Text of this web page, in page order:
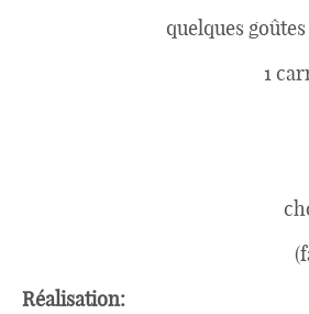
Resto
Divers
quelques
1
Réalisation: